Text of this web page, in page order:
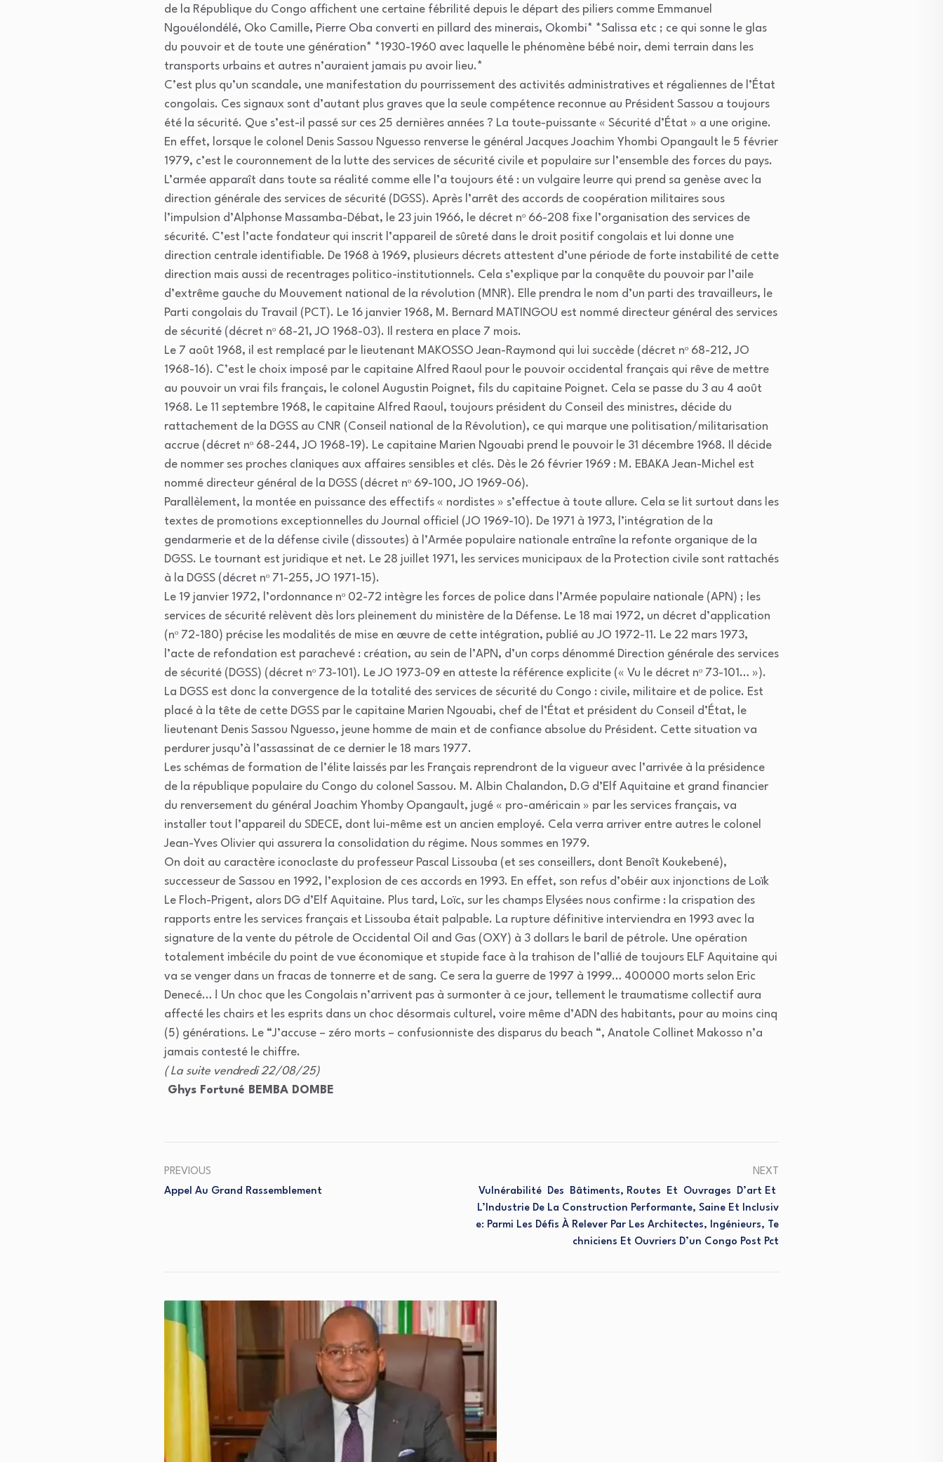
de la République du Congo affichent une certaine fébrilité depuis le départ des piliers comme Emmanuel
Ngouélondélé, Oko Camille, Pierre Oba converti en pillard des minerais, Okombi* *Salissa etc ; ce qui sonne le glas
du pouvoir et de toute une génération* *1930-1960 avec laquelle le phénomène bébé noir, demi terrain dans les
transports urbains et autres n’auraient jamais pu avoir lieu.*
C’est plus qu’un scandale, une manifestation du pourrissement des activités administratives et régaliennes de l’État
congolais. Ces signaux sont d’autant plus graves que la seule compétence reconnue au Président Sassou a toujours
été la sécurité. Que s’est-il passé sur ces 25 dernières années ? La toute-puissante « Sécurité d’État » a une origine.
En effet, lorsque le colonel Denis Sassou Nguesso renverse le général Jacques Joachim Yhombi Opangault le 5 février
1979, c’est le couronnement de la lutte des services de sécurité civile et populaire sur l’ensemble des forces du pays.
L’armée apparaît dans toute sa réalité comme elle l’a toujours été : un vulgaire leurre qui prend sa genèse avec la
direction générale des services de sécurité (DGSS). Après l’arrêt des accords de coopération militaires sous
l’impulsion d’Alphonse Massamba-Débat, le 23 juin 1966, le décret nᵒ 66-208 fixe l’organisation des services de
sécurité. C’est l’acte fondateur qui inscrit l’appareil de sûreté dans le droit positif congolais et lui donne une
direction centrale identifiable. De 1968 à 1969, plusieurs décrets attestent d’une période de forte instabilité de cette
direction mais aussi de recentrages politico-institutionnels. Cela s’explique par la conquête du pouvoir par l’aile
d’extrême gauche du Mouvement national de la révolution (MNR). Elle prendra le nom d’un parti des travailleurs, le
Parti congolais du Travail (PCT). Le 16 janvier 1968, M. Bernard MATINGOU est nommé directeur général des services
de sécurité (décret nᵒ 68-21, JO 1968-03). Il restera en place 7 mois.
Le 7 août 1968, il est remplacé par le lieutenant MAKOSSO Jean-Raymond qui lui succède (décret nᵒ 68-212, JO
1968-16). C’est le choix imposé par le capitaine Alfred Raoul pour le pouvoir occidental français qui rêve de mettre
au pouvoir un vrai fils français, le colonel Augustin Poignet, fils du capitaine Poignet. Cela se passe du 3 au 4 août
1968. Le 11 septembre 1968, le capitaine Alfred Raoul, toujours président du Conseil des ministres, décide du
rattachement de la DGSS au CNR (Conseil national de la Révolution), ce qui marque une politisation/militarisation
accrue (décret nᵒ 68-244, JO 1968-19). Le capitaine Marien Ngouabi prend le pouvoir le 31 décembre 1968. Il décide
de nommer ses proches claniques aux affaires sensibles et clés. Dès le 26 février 1969 : M. EBAKA Jean-Michel est
nommé directeur général de la DGSS (décret nᵒ 69-100, JO 1969-06).
Parallèlement, la montée en puissance des effectifs « nordistes » s’effectue à toute allure. Cela se lit surtout dans les
textes de promotions exceptionnelles du Journal officiel (JO 1969-10). De 1971 à 1973, l’intégration de la
gendarmerie et de la défense civile (dissoutes) à l’Armée populaire nationale entraîne la refonte organique de la
DGSS. Le tournant est juridique et net. Le 28 juillet 1971, les services municipaux de la Protection civile sont rattachés
à la DGSS (décret nᵒ 71-255, JO 1971-15).
Le 19 janvier 1972, l’ordonnance nᵒ 02-72 intègre les forces de police dans l’Armée populaire nationale (APN) ; les
services de sécurité relèvent dès lors pleinement du ministère de la Défense. Le 18 mai 1972, un décret d’application
(nᵒ 72-180) précise les modalités de mise en œuvre de cette intégration, publié au JO 1972-11. Le 22 mars 1973,
l’acte de refondation est parachevé : création, au sein de l’APN, d’un corps dénommé Direction générale des services
de sécurité (DGSS) (décret nᵒ 73-101). Le JO 1973-09 en atteste la référence explicite (« Vu le décret nᵒ 73-101… »).
La DGSS est donc la convergence de la totalité des services de sécurité du Congo : civile, militaire et de police. Est
placé à la tête de cette DGSS par le capitaine Marien Ngouabi, chef de l’État et président du Conseil d’État, le
lieutenant Denis Sassou Nguesso, jeune homme de main et de confiance absolue du Président. Cette situation va
perdurer jusqu’à l’assassinat de ce dernier le 18 mars 1977.
Les schémas de formation de l’élite laissés par les Français reprendront de la vigueur avec l’arrivée à la présidence
de la république populaire du Congo du colonel Sassou. M. Albin Chalandon, D.G d’Elf Aquitaine et grand financier
du renversement du général Joachim Yhomby Opangault, jugé « pro-américain » par les services français, va
installer tout l’appareil du SDECE, dont lui-même est un ancien employé. Cela verra arriver entre autres le colonel
Jean-Yves Olivier qui assurera la consolidation du régime. Nous sommes en 1979.
On doit au caractère iconoclaste du professeur Pascal Lissouba (et ses conseillers, dont Benoît Koukebené),
successeur de Sassou en 1992, l’explosion de ces accords en 1993. En effet, son refus d’obéir aux injonctions de Loïk
Le Floch-Prigent, alors DG d’Elf Aquitaine. Plus tard, Loïc, sur les champs Elysées nous confirme : la crispation des
rapports entre les services français et Lissouba était palpable. La rupture définitive interviendra en 1993 avec la
signature de la vente du pétrole de Occidental Oil and Gas (OXY) à 3 dollars le baril de pétrole. Une opération
totalement imbécile du point de vue économique et stupide face à la trahison de l’allié de toujours ELF Aquitaine qui
va se venger dans un fracas de tonnerre et de sang. Ce sera la guerre de 1997 à 1999… 400000 morts selon Eric
Denecé… ! Un choc que les Congolais n’arrivent pas à surmonter à ce jour, tellement le traumatisme collectif aura
affecté les chairs et les esprits dans un choc désormais culturel, voire même d’ADN des habitants, pour au moins cinq
(5) générations. Le “J’accuse – zéro morts – confusionniste des disparus du beach “, Anatole Collinet Makosso n’a
jamais contesté le chiffre.
( La suite vendredi 22/08/25)
Ghys Fortuné BEMBA DOMBE
PREVIOUS
Appel Au Grand Rassemblement
NEXT
Vulnérabilité Des Bâtiments, Routes Et Ouvrages D’art Et
L’Industrie De La Construction Performante, Saine Et Inclusiv
E: Parmi Les Défis À Relever Par Les Architectes, Ingénieurs, Te
Chniciens Et Ouvriers D’un Congo Post Pct